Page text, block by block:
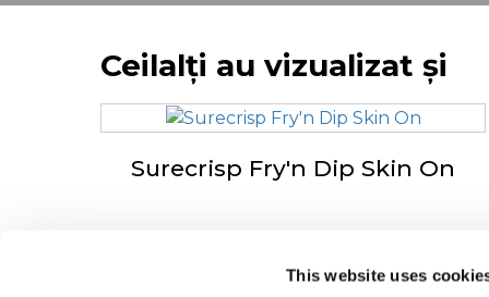
This website uses
Ceilalți au vizualizat și
Surecrisp Fry'n Dip Skin On